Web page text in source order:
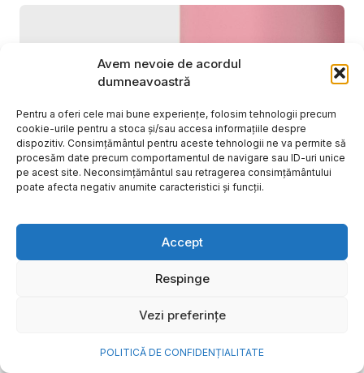
Avem nevoie de acordul
dumneavoastră
Pentru a oferi cele mai bune experiențe, folosim tehnologii precum
cookie-urile pentru a stoca și/sau accesa informațiile despre
dispozitiv. Consimțământul pentru aceste tehnologii ne va permite să
procesăm date precum comportamentul de navigare sau ID-uri unice
pe acest site. Neconsimțământul sau retragerea consimțământului
poate afecta negativ anumite caracteristici și funcții.
Accept
Respinge
Vezi preferințe
POLITICĂ DE CONFIDENȚIALITATE
Cum transformi cele mai
frumoase amintiri ale verii într-
o bijuterie Pandora pe care o
se întâmplă cele mai importante lucruri. Plecăm în